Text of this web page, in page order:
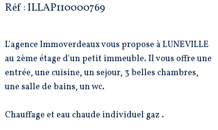
Réf : ILLAP110000769
L'agence Immoverdeaux vous propose à LUNEVILLE
au 2ème étage d'un petit immeuble. Il vous offre une
entrée, une cuisine, un sejour, 3 belles chambres,
une salle de bains, un wc.
Chauffage et eau chaude individuel gaz .